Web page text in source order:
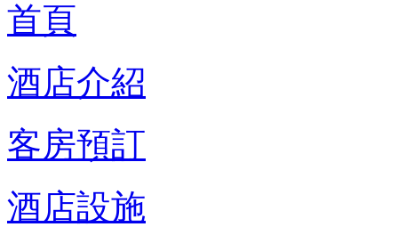
首頁
酒店介紹
客房預訂
酒店設施